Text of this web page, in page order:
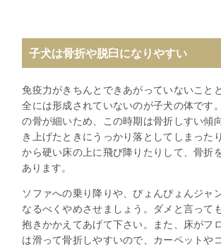
子犬は骨折や脱臼になりやすい
免疫力がきちんとできあがっていないこと
全には形成されていないのが子犬の体です
の骨が細いため、この時期は骨折しすい傾
き上げたときにうっかり落としてしまった
から硬い床の上に飛び降りたりして、骨折
あります。
ソファへの乗り降りや、ぴょんぴょんジャ
なるべくやめさせましょう。ダメと言って
抱きかかえてあげて下さい。また、床がフ
は滑って骨折しやすいので、カーペットや